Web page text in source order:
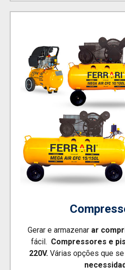
Gerar e armazenar ar
fácil. Compressores e
220V. Várias opções que se